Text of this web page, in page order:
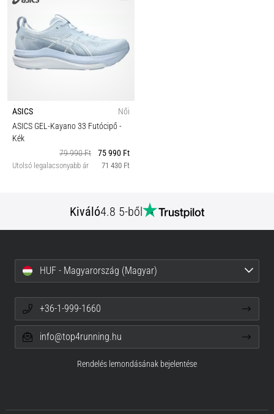
ASICS
Női
ASICS GEL-Kayano 33 Futócipő-
Kék
79 990 Ft
75 990 Ft
Utolsó legalacsonyabb ár 71 430 Ft
Kiváló4.8 5-ből
HUF - Magyarország (Magyar)
+36-1-999-1660
info@top4running.hu
Rendelés lemondásának bejelentése